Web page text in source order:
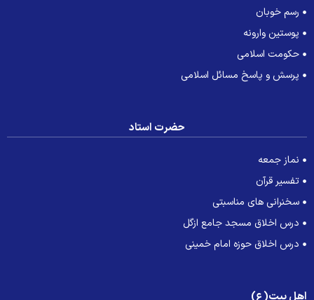
رسم خوبان
پوستین وارونه
حکومت اسلامی
پرسش و پاسخ مسائل اسلامی
حضرت استاد
نماز جمعه
تفسیر قرآن
سخنرانی های مناسبتی
درس اخلاق مسجد جامع ازگل
درس اخلاق حوزه امام خمینی